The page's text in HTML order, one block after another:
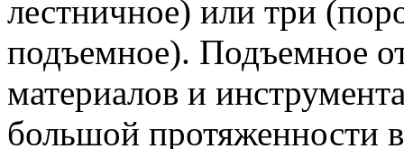
лестничное) или три
подъемное). Подъемное
материалов и
большой протяженности